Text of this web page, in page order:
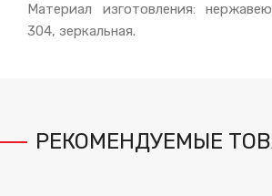
Материал изготовления:
304, зеркальная.
РЕКОМЕНДУЕМЫЕ